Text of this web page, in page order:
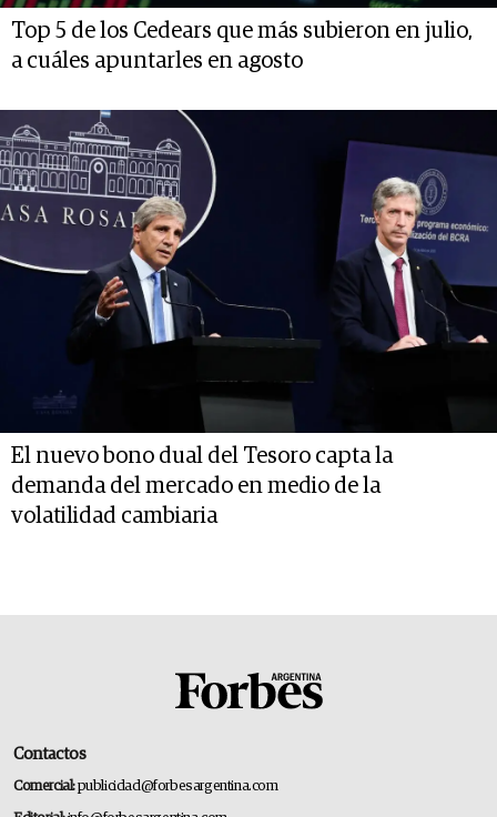
Top 5 de los Cedears que más subieron en julio,
a cuáles apuntarles en agosto
El nuevo bono dual del Tesoro capta la
demanda del mercado en medio de la
volatilidad cambiaria
Contactos
Comercial:publicidad@forbesargentina.com